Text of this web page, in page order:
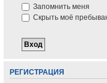
Запомнить меня
Скрыть моё
РЕГИСТРАЦИЯ